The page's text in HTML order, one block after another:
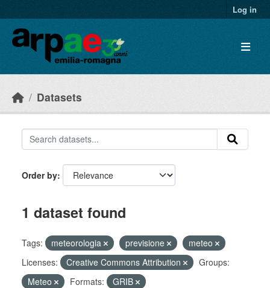
Log in
Datasets
Order by
1 dataset found
Tags: meteorologia previsione
meteo
Licenses:
Creative Commons Attribution
Groups:
Meteo
Formats:
GRIB